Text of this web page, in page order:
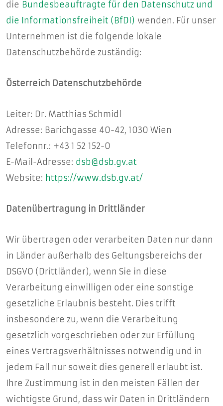
die Bundesbeauftragte für den Datenschutz und
die Informationsfreiheit (BfDI) wenden. Für unser
Unternehmen ist die folgende lokale
Datenschutzbehörde zuständig:
Österreich Datenschutzbehörde
Leiter: Dr. Matthias Schmidl
Adresse: Barichgasse 40-42, 1030 Wien
Telefonnr.: +43 1 52 152-0
E-Mail-Adresse: dsb@dsb.gv.at
Website: https://www.dsb.gv.at/
Datenübertragung in Drittländer
Wir übertragen oder verarbeiten Daten nur dann
in Länder außerhalb des Geltungsbereichs der
DSGVO (Drittländer), wenn Sie in diese
Verarbeitung einwilligen oder eine sonstige
gesetzliche Erlaubnis besteht. Dies trifft
insbesondere zu, wenn die Verarbeitung
gesetzlich vorgeschrieben oder zur Erfüllung
eines Vertragsverhältnisses notwendig und in
jedem Fall nur soweit dies generell erlaubt ist.
Ihre Zustimmung ist in den meisten Fällen der
wichtigste Grund, dass wir Daten in Drittländern